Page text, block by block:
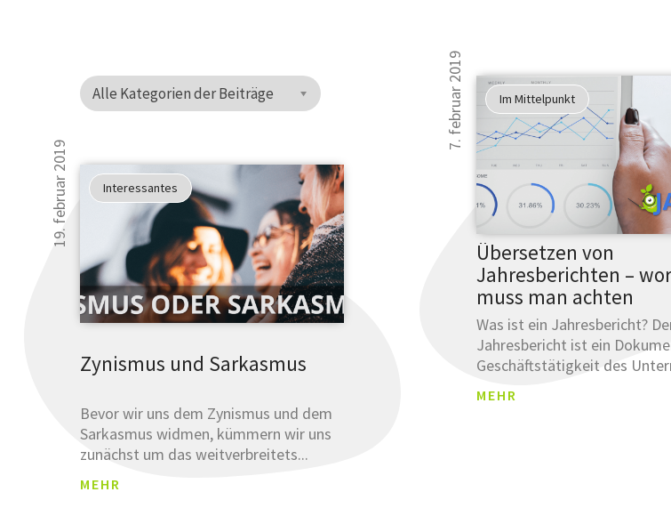
Alle Kategorien der Beiträge
19. februar 2019 Interessantes
Zynismus und Sarkasmus
Bevor wir uns dem Zynismus und dem
Sarkasmus widmen, kümmern wir uns
zunächst um das weitverbreitets...
MEHR
7. februar 2019 Im Mittelpunkt
Übersetzen von
Jahresberichten –
muss man achten
Was ist ein Jahresbericht?
Jahresbericht ist ein
Geschäftstätigkeit des
MEHR